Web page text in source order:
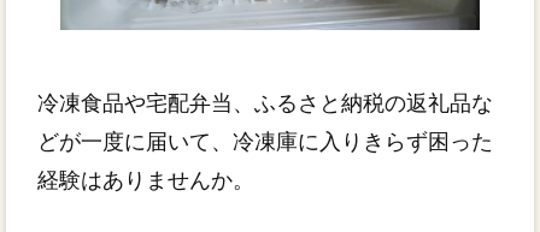
冷凍食品や宅配弁当、ふるさと納税の返礼品な
どが一度に届いて、冷凍庫に入りきらず困った
経験はありませんか。